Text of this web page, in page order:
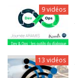
9 vidéos
13 vidéos